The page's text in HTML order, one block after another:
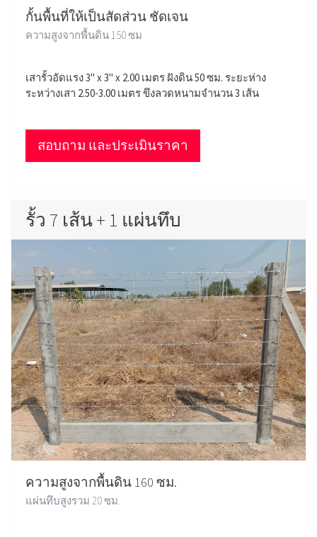
กั้นพื้นที่ให้เป็นสัดส่วน ชัดเจน
ความสูงจากพื้นดิน 150 ซม
เสารั้วอัดแรง 3" x 3" x 2.00 เมตร ฝังดิน 50 ซม. ระยะห่าง
ระหว่างเสา 2.50-3.00 เมตร ขึงลวดหนามจำนวน 3 เส้น
สอบถาม และประเมินราคา
รั้ว 7 เส้น + 1 แผ่นทึบ
ความสูงจากพื้นดิน 160 ซม.
แผ่นทึบสูงรวม 20 ซม.